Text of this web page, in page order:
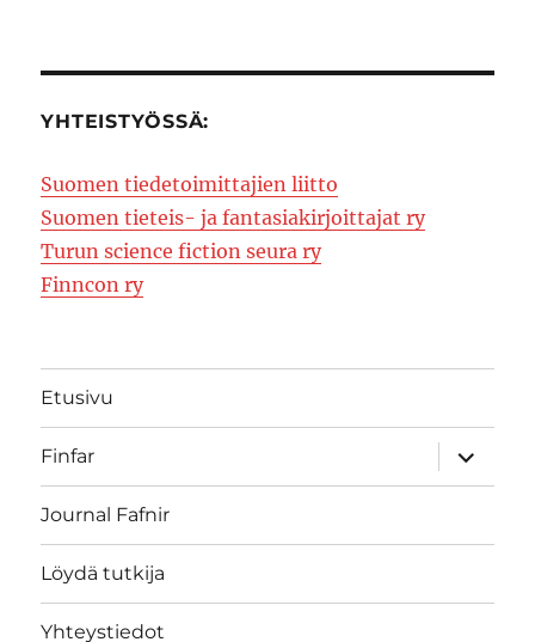
YHTEISTYÖSSÄ:
Suomen tiedetoimittajien liitto
Suomen tieteis- ja fantasiakirjoittajat ry
Turun science fiction seura ry
Finncon ry
Etusivu
Finfar
expand
child
menu
Journal Fafnir
Löydä tutkija
Yhteystiedot